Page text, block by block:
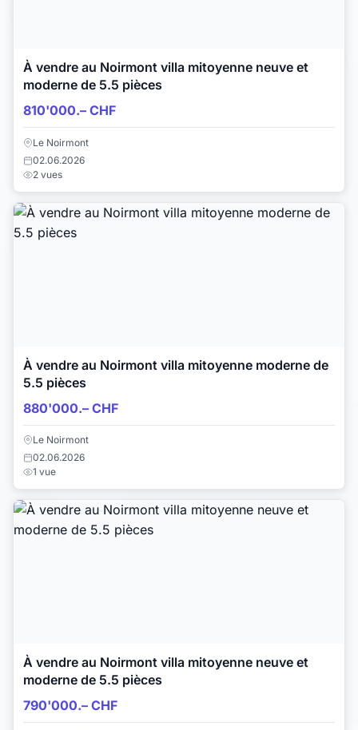
À vendre au Noirmont villa mitoyenne neuve et
moderne de 5.5 pièces
810'000.– CHF
Le Noirmont
02.06.2026
2 vues
À vendre au Noirmont villa mitoyenne moderne de
5.5 pièces
880'000.– CHF
Le Noirmont
02.06.2026
1 vue
À vendre au Noirmont villa mitoyenne neuve et
moderne de 5.5 pièces
790'000.– CHF